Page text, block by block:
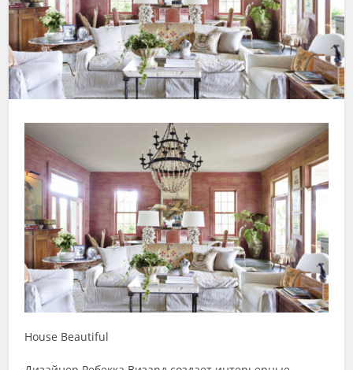
House Beautiful